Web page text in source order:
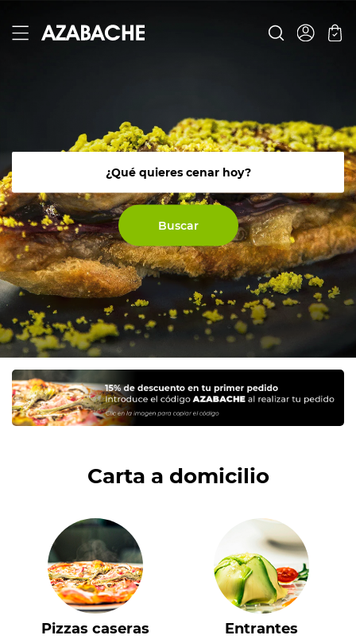
Carta a domicilio
Pizzas caseras Entrantes